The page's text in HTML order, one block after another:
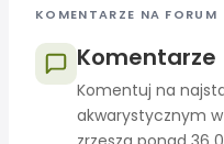
KOMENTARZE NA FORUM
Komentarze
Komentuj na
akwarystycznym w